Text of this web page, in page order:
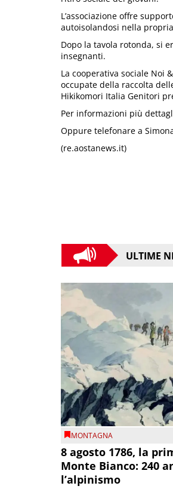
L’associazione offre
autoisolandosi nella
Dopo la tavola rotonda, si
insegnanti.
La cooperativa sociale Noi
occupate della raccolta
Hikikomori Italia Genitori
Per informazioni più
Oppure telefonare a
(re.aostanews.it)
ULTIME
MONTAGNA
8 agosto 1786, la
Monte Bianco: 240
l’alpinismo